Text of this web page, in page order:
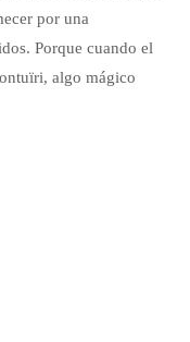
por una
Porque cuando el
algo mágico